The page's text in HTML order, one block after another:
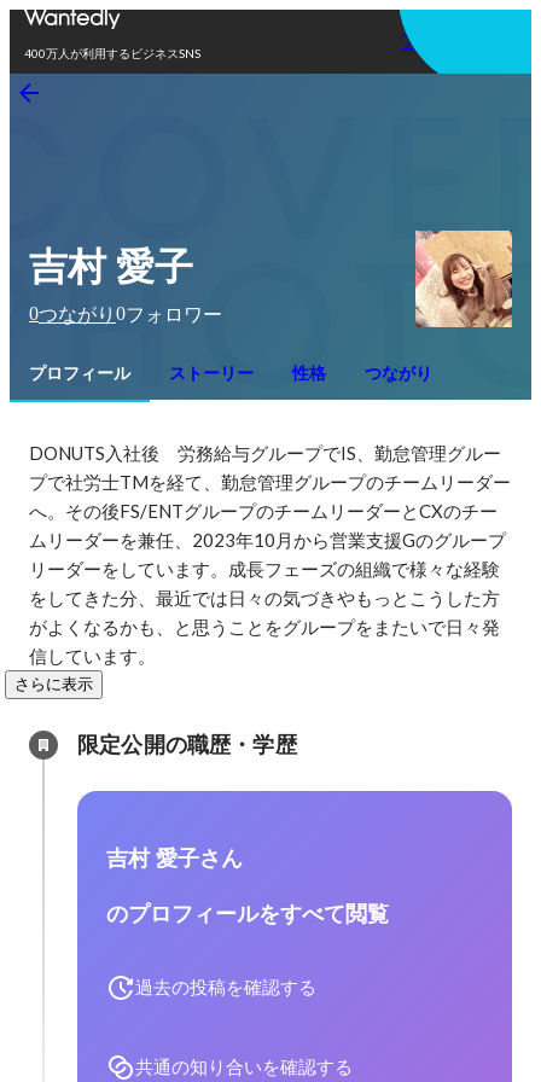
400万人が利用するビジネスSNS
アプリを使う
吉村 愛子
0つながり 0フォロワー
プロフィール ストーリー 性格 つながり
DONUTS入社後　労務給与グループでIS、勤怠管理グルー
プで社労士TMを経て、勤怠管理グループのチームリーダー
へ。その後FS/ENTグループのチームリーダーとCXのチー
ムリーダーを兼任、2023年10月から営業支援Gのグループ
リーダーをしています。成長フェーズの組織で様々な経験
をしてきた分、最近では日々の気づきやもっとこうした方
がよくなるかも、と思うことをグループをまたいで日々発
信しています。
さらに表示
限定公開の職歴・学歴
吉村 愛子さん
のプロフィールをすべて閲覧
過去の投稿を確認する
共通の知り合いを確認する